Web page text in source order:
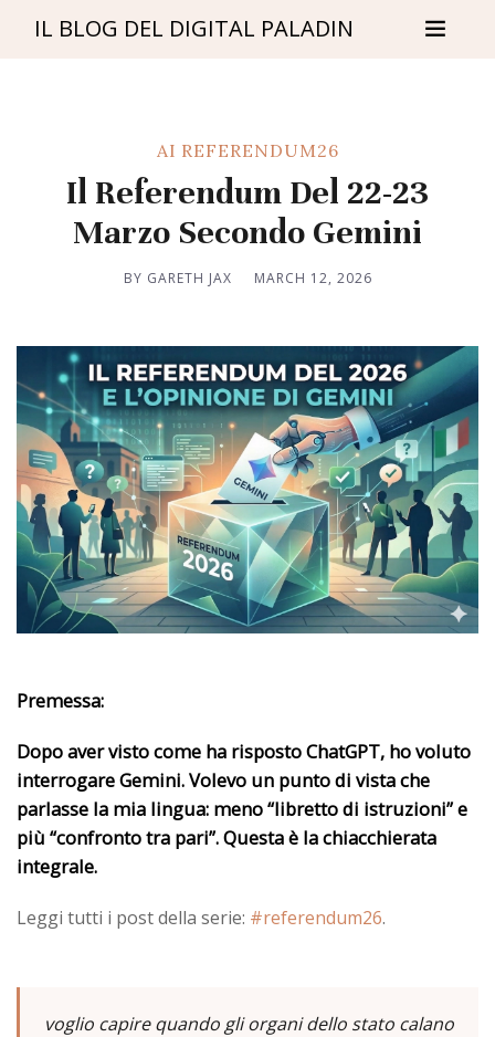
IL BLOG DEL DIGITAL PALADIN
AI REFERENDUM26
Il Referendum Del 22-23
Marzo Secondo Gemini
BY GARETH JAX MARCH 12, 2026
Premessa:
Dopo aver visto come ha risposto ChatGPT, ho voluto
interrogare Gemini. Volevo un punto di vista che
parlasse la mia lingua: meno “libretto di istruzioni” e
più “confronto tra pari”. Questa è la chiacchierata
integrale.
Leggi tutti i post della serie: #referendum26.
voglio capire quando gli organi dello stato calano